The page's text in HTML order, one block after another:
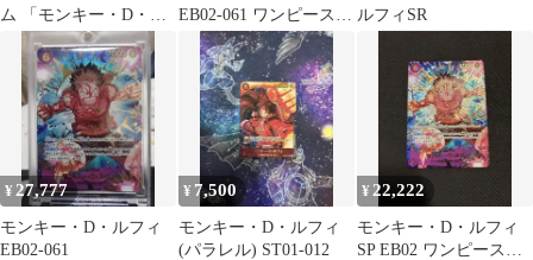
ム 「モンキー・D・ル
フィ」 ST01-012 SRパ
ラレル
EB02-061 ワンピースカ
ードゲーム
ルフィSR
¥ 27,777
モンキー・D・ルフィ
EB02-061
¥ 7,500
モンキー・D・ルフィ
(パラレル) ST01-012
¥ 22,222
モンキー・D・ルフィ
SP EB02 ワンピースカ